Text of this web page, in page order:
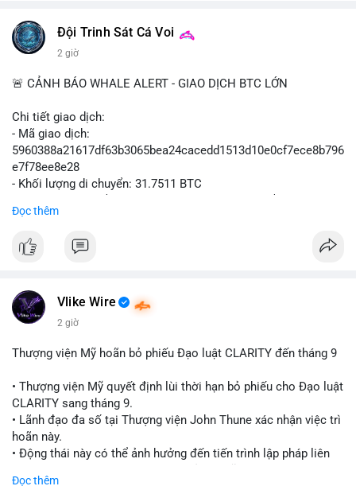
Đội Trinh Sát Cá Voi
2 giờ
🚨 CẢNH BÁO WHALE ALERT - GIAO DỊCH BTC LỚN
Chi tiết giao dịch:
- Mã giao dịch:
5960388a21617df63b3065bea24cacedd1513d10e0cf7ece8b796
e7f78ee8e28
- Khối lượng di chuyển: 31.7511 BTC
USD)
Đọc thêm
Vlike Wire
2 giờ
Thượng viện Mỹ hoãn bỏ phiếu Đạo luật CLARITY đến tháng 9
• Thượng viện Mỹ quyết định lùi thời hạn bỏ phiếu cho Đạo luật
CLARITY sang tháng 9.
• Lãnh đạo đa số tại Thượng viện John Thune xác nhận việc trì
hoãn này.
• Động thái này có thể ảnh hưởng đến tiến trình lập pháp liên
Đọc thêm